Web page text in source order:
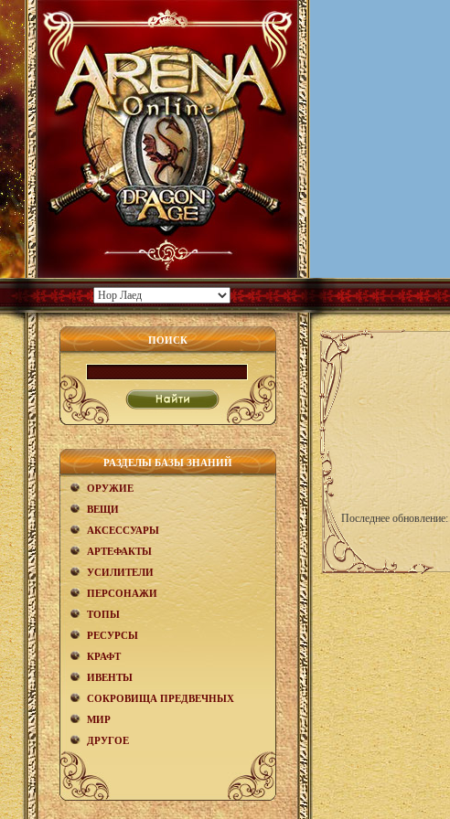
ПОИСК
РАЗДЕЛЫ БАЗЫ ЗНАНИЙ
ОРУЖИЕ
ВЕЩИ
АКCЕСCУАРЫ
АРТЕФАКТЫ
УСИЛИТЕЛИ
ПЕРСОНАЖИ
ТОПЫ
РЕСУРСЫ
КРАФТ
ИВЕНТЫ
СОКРОВИЩА ПРЕДВЕЧНЫХ
МИР
ДРУГОЕ
Последнее обновление: